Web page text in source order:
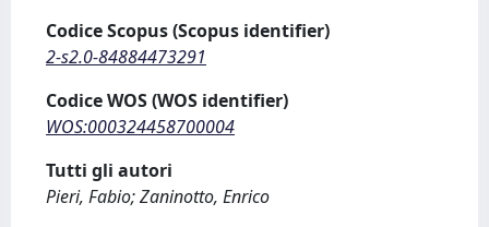
Codice Scopus (Scopus identifier)
2-s2.0-84884473291
Codice WOS (WOS identifier)
WOS:000324458700004
Tutti gli autori
Pieri, Fabio; Zaninotto, Enrico